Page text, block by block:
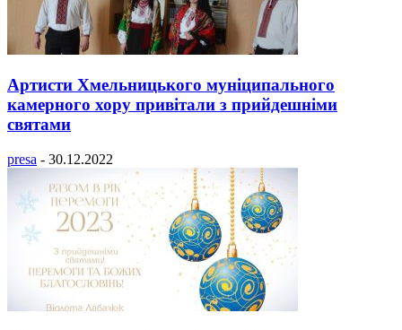
Артисти Хмельницького муніципального
камерного хору привітали з прийдешніми
святами
presa - 30.12.2022